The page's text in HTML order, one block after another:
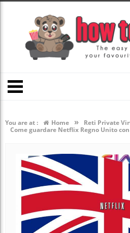
You are at : Home » Reti Private
Come guardare Netflix Regno Unito